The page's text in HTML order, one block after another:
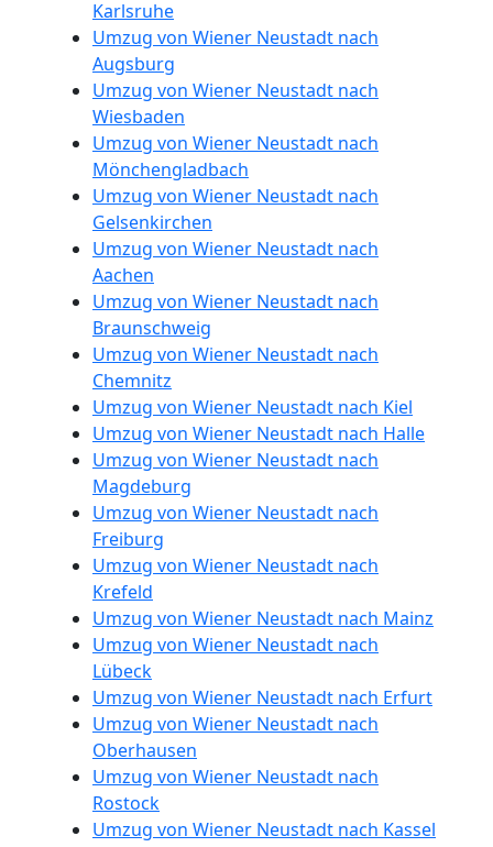
Karlsruhe
Umzug von Wiener Neustadt nach
Augsburg
Umzug von Wiener Neustadt nach
Wiesbaden
Umzug von Wiener Neustadt nach
Mönchengladbach
Umzug von Wiener Neustadt nach
Gelsenkirchen
Umzug von Wiener Neustadt nach
Aachen
Umzug von Wiener Neustadt nach
Braunschweig
Umzug von Wiener Neustadt nach
Chemnitz
Umzug von Wiener Neustadt nach Kiel
Umzug von Wiener Neustadt nach Halle
Umzug von Wiener Neustadt nach
Magdeburg
Umzug von Wiener Neustadt nach
Freiburg
Umzug von Wiener Neustadt nach
Krefeld
Umzug von Wiener Neustadt nach Mainz
Umzug von Wiener Neustadt nach
Lübeck
Umzug von Wiener Neustadt nach Erfurt
Umzug von Wiener Neustadt nach
Oberhausen
Umzug von Wiener Neustadt nach
Rostock
Umzug von Wiener Neustadt nach Kassel